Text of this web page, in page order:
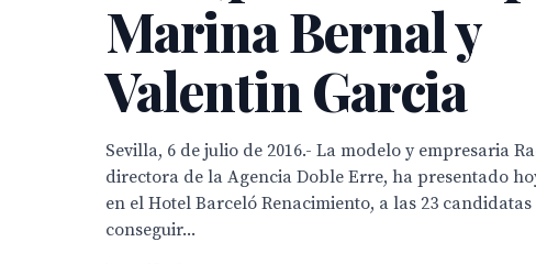
Marina Bernal y
Valentin Garcia
Sevilla, 6 de julio de 2016.- La modelo y empresaria
directora de la Agencia Doble Erre, ha presentado
en el Hotel Barceló Renacimiento, a las 23
conseguir...